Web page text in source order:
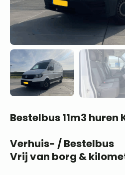
Bestelbus 11m3 huren
Verhuis- / Bestelbus
Vrij van borg &